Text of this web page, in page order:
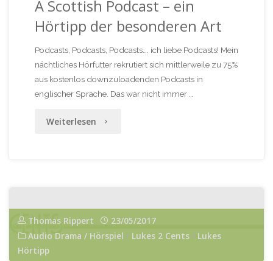
A Scottish Podcast – ein
Hörtipp der besonderen Art
Podcasts, Podcasts, Podcasts…. ich liebe Podcasts! Mein
nächtliches Hörfutter rekrutiert sich mittlerweile zu 75%
aus kostenlos downzuloadenden Podcasts in
englischer Sprache. Das war nicht immer …
Weiterlesen "A
ein
Hörtipp
Thomas Rippert
23/05/2017
Audio Drama / Hörspiel / Lukes 2 Cents / Lukes
Hörtipp